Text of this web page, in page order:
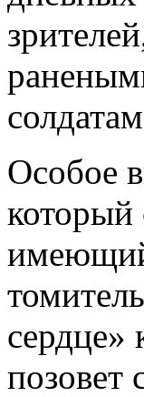
Особое
который
сердце»
позовет